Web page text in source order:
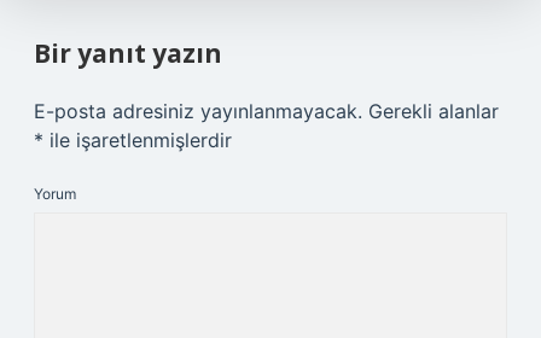
Bir yanıt yazın
E-posta adresiniz yayınlanmayacak. Gerekli alanlar
* ile işaretlenmişlerdir
Yorum